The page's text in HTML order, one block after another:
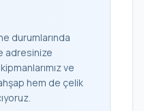
durumlarında
adresinize
ve
hem de çelik